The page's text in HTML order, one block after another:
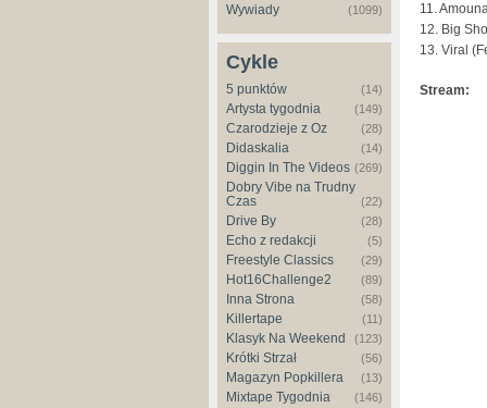
Wywiady (1099)
Cykle
5 punktów (14)
Artysta tygodnia (149)
Czarodzieje z Oz (28)
Didaskalia (14)
Diggin In The Videos (269)
Dobry Vibe na Trudny
Czas
(22)
Drive By (28)
Echo z redakcji (5)
Freestyle Classics (29)
Hot16Challenge2 (89)
Inna Strona (58)
Killertape (11)
Klasyk Na Weekend (123)
Krótki Strzał (56)
Magazyn Popkillera (13)
Mixtape Tygodnia (146)
11.
12. Big
13. Viral
Stream: